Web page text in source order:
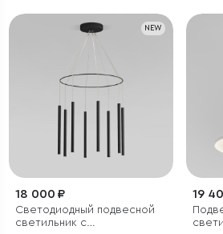
NEW
18 000 ₽
Светодиодный подвесной
светильник с
19